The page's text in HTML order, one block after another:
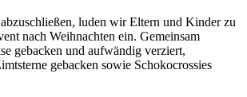
luden wir Eltern und Kinder zu
nach Weihnachten ein. Gemeinsam
gebacken und aufwändig verziert,
gebacken sowie Schokocrossies